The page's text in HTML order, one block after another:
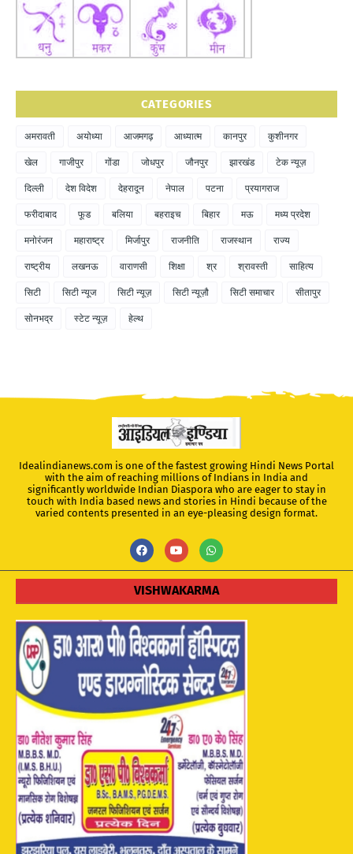
CATEGORIES
अमरावती अयोध्या आजमगढ़ आध्यात्म कानपुर कुशीनगर
खेल गाजीपुर गोंडा जोधपुर जौनपुर झारखंड टेक न्यूज़
दिल्ली देश विदेश देहरादून नेपाल पटना प्रयागराज
फरीदाबाद फूड बलिया बहराइच बिहार मऊ मध्य प्रदेश
मनोरंजन महाराष्ट्र मिर्जापुर राजनीति राजस्थान राज्य
राष्ट्रीय लखनऊ वाराणसी शिक्षा श्र श्रावस्ती साहित्य
सिटी सिटी न्यूज सिटी न्यूज़ सिटी न्यूज़ौ सिटी समाचार सीतापुर
सोनभद्र स्टेट न्यूज़ हेल्थ
Idealindianews.com is one of the fastest growing Hindi News Portal
with the aim of reaching millions of Indians in India and
significantly worldwide Indian Diaspora who are eager to stay in
touch with India based news and stories in Hindi because of the
varied contents presented in an eye-pleasing design format.
VISHWAKARMA